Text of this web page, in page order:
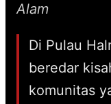
Alam
Di Pulau
beredar
komunitas